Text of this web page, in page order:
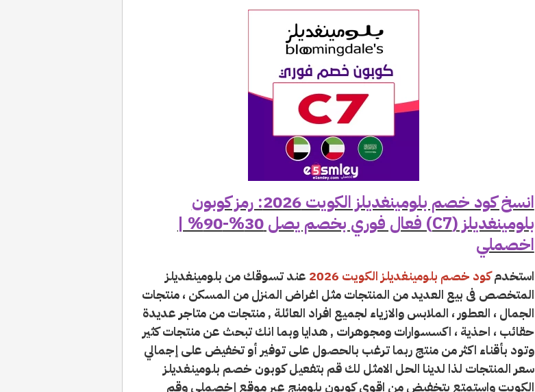
انسخ كود خصم بلومينغديلز الكويت 2026: رمز كوبون
بلومينغديلز (C7) فعال فوري بخصم يصل 30%-90% |
اخصملي
استخدمكود خصم بلومينغديلز الكويت 2026
عند تسوقك من بلومينغديلز
المتخصص فى بيع العديد من المنتجات مثل اغراض المنزل من المسكن ، منتجات
الجمال ، العطور ، الملابس والازياء لجميع افراد العائلة , منتجات من متاجر عديدة
حقائب ، احذية ، اكسسوارات ومجوهرات , هدايا وبما انك تبحث عن منتجات كثير
وتود بأقناء اكثر من منتج ربما ترغب بالحصول على توفير أو تخفيض على إجمالي
سعر المنتجات لذا لدينا الحل الامثل لك قم بتفعيل كوبون خصم بلومينغديلز
الكويت واستمتع بتخفيض من اقوي كوبون بلومنج عبر موقع إخصملي وقم